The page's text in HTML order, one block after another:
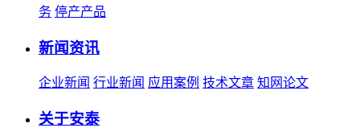
务 停产产品
新闻资讯
企业新闻 行业新闻 应用案例 技术文章 知网论文
关于安泰